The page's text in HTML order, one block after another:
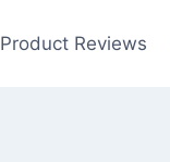
Product Reviews